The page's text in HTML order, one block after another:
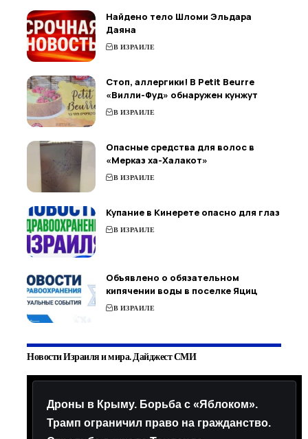
Найдено тело Шломи Эльдара
Даяна
В ИЗРАИЛЕ
Стоп, аллергики! В Petit Beurre
«Вилли-Фуд» обнаружен кунжут
В ИЗРАИЛЕ
Опасные средства для волос в
«Мерказ ха-Халакот»
В ИЗРАИЛЕ
Купание в Кинерете опасно для глаз
В ИЗРАИЛЕ
Объявлено о обязательном
кипячении воды в поселке Яциц
В ИЗРАИЛЕ
Новости Израиля и мира. Дайджест СМИ